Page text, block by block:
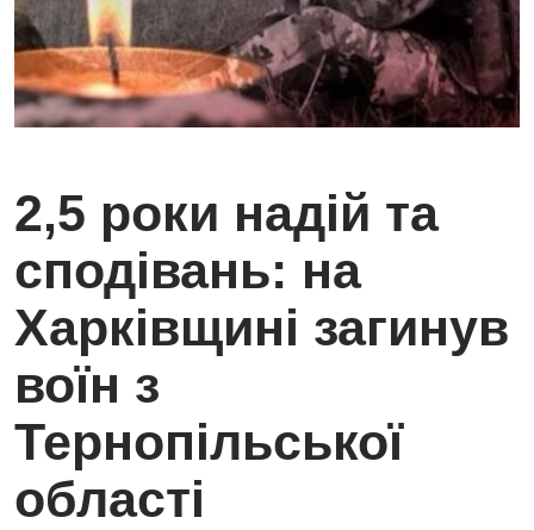
2,5 роки надій та
сподівань: на
Харківщині загинув
воїн з
Тернопільської
області